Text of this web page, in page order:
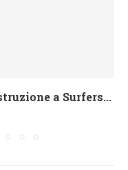
a Surfers...